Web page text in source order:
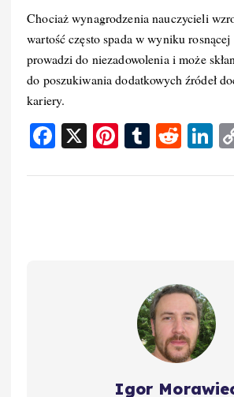
Chociaż wynagrodzenia nauczycieli
wartość często spada w wyniku
prowadzi do niezadowolenia i może
do poszukiwania dodatkowych źródeł
kariery.
F
c
X
Pi
er
T
m
R
d k
Igor